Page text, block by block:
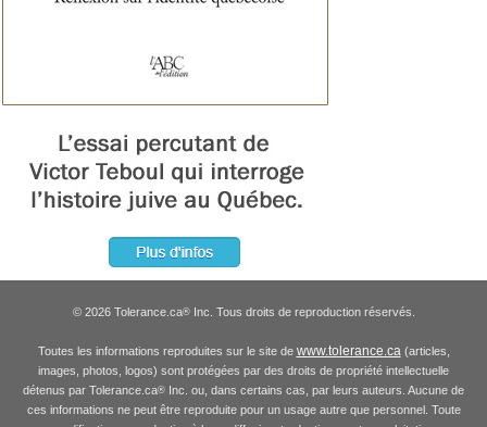
© 2026 Tolerance.ca®Inc. Tous droits de reproduction réservés.
Toutes les informations reproduites sur le site de www.tolerance.ca(articles,
images, photos, logos) sont protégées par des droits de propriété intellectuelle
détenus par Tolerance.ca® Inc. ou, dans certains cas, par leurs auteurs. Aucune de
ces informations ne peut être reproduite pour un usage autre que personnel. Toute